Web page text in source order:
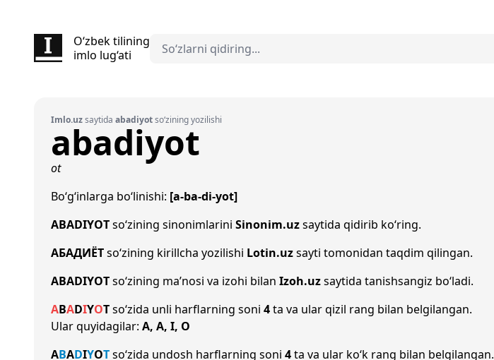
O‘zbek tilining
imlo lug‘ati
Imlo.uzsaytida abadiyotso‘zining yozilishi
abadiyot
ot
Bo‘g‘inlarga bo‘linishi: [a-ba-di-yot]
ABADIYOTso‘zining sinonimlarini Sinonim.uzsaytida qidirib ko‘ring.
АБАДИЁТso‘zining kirillcha yozilishi Lotin.uzsayti tomonidan taqdim qilingan.
ABADIYOTso‘zining ma’nosi va izohi bilan Izoh.uzsaytida tanishsangiz bo‘ladi.
ABADIYOTso‘zida unli harflarning soni 4ta va ular qizil rang bilan belgilangan.
Ular quyidagilar: A, A, I, O
ABADIYOTso‘zida undosh harflarning soni 4ta va ular ko‘k rang bilan belgilangan.